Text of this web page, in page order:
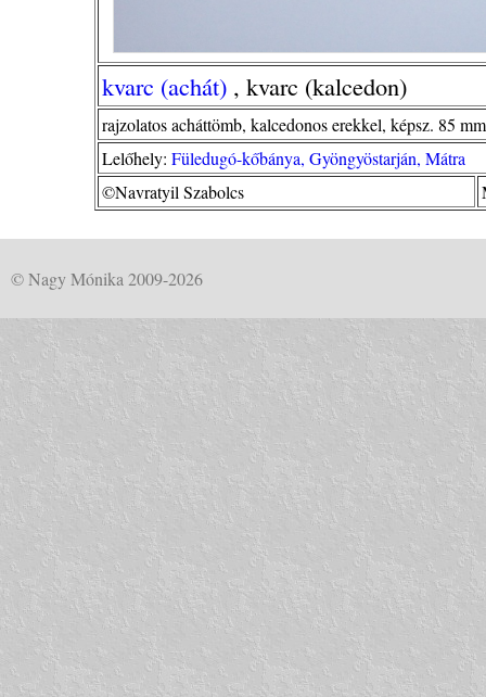
kvarc (achát) , kvarc (kalcedon)
rajzolatos acháttömb, kalcedonos erekkel, képsz. 85
Lelőhely: Füledugó-kőbánya, Gyöngyöstarján, Mátra
©Navratyil Szabolcs
© Nagy Mónika 2009-2026